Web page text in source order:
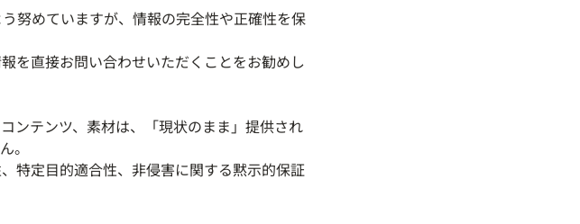
努めていますが、情報の完全性や正確性を保
を直接お問い合わせいただくことをお勧めし
ンテンツ、素材は、「現状のまま」提供され
。
特定目的適合性、非侵害に関する黙示的保証